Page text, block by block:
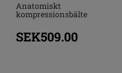
Anatomiskt
kompressionsbälte
SEK509.00